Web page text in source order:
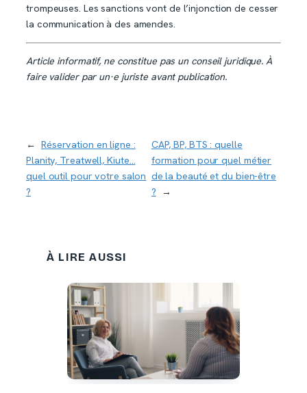
trompeuses. Les sanctions vont de l’injonction de cesser
la communication à des amendes.
Article informatif, ne constitue pas un conseil juridique. À
faire valider par un·e juriste avant publication.
← Réservation en ligne :
Planity, Treatwell, Kiute…
quel outil pour votre salon
?
CAP, BP, BTS : quelle
formation pour quel métier
de la beauté et du bien-être
?
→
À LIRE AUSSI